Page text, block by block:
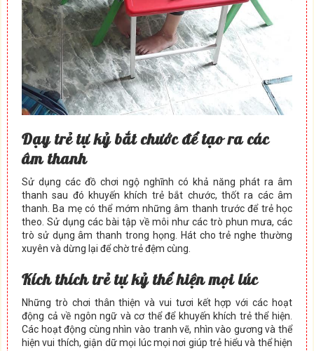
Dạy trẻ tự kỷ bắt chước để tạo ra các
âm thanh
Sử dụng các đồ chơi ngộ nghĩnh có khả năng phát ra âm
thanh sau đó khuyến khích trẻ bắt chước, thốt ra các âm
thanh. Ba mẹ có thể mớm những âm thanh trước để trẻ học
theo. Sử dụng các bài tập về môi như các trò phun mưa, các
trò sử dụng âm thanh trong họng. Hát cho trẻ nghe thường
xuyên và dừng lại để chờ trẻ đệm cùng.
Kích thích trẻ tự kỷ thể hiện mọi lúc
Những trò chơi thân thiện và vui tươi kết hợp với các hoạt
động cả về ngôn ngữ và cơ thể để khuyến khích trẻ thể hiện.
Các hoạt động cùng nhìn vào tranh vẽ, nhìn vào gương và thể
hiện vui thích, giận dữ mọi lúc mọi nơi giúp trẻ hiểu và thể hiện